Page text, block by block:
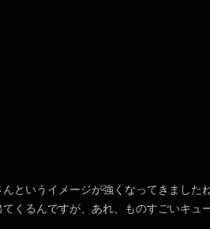
というイメージが強くなってきました
くるんですが、あれ、ものすごいキュ